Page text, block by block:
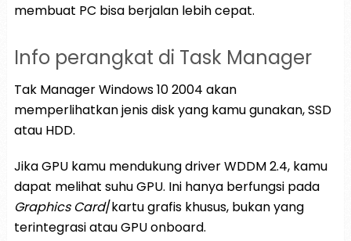
membuat PC bisa berjalan lebih cepat.
Info perangkat di Task Manager
Tak Manager Windows 10 2004 akan
memperlihatkan jenis disk yang kamu gunakan, SSD
atau HDD.
Jika GPU kamu mendukung driver WDDM 2.4, kamu
dapat melihat suhu GPU. Ini hanya berfungsi pada
Graphics Card/kartu grafis khusus, bukan yang
terintegrasi atau GPU onboard.